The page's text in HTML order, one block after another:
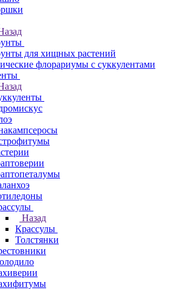
для хищных растений
флорариумы с суккулентами
Назад
Крассулы
Толстянки